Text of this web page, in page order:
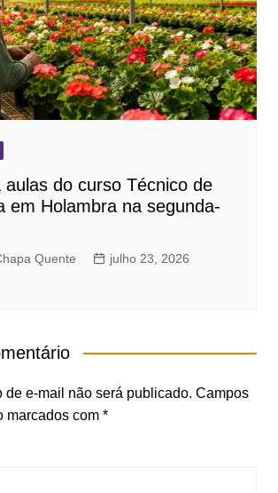
aulas do curso Técnico de
em Holambra na segunda-
Quente
julho 23, 2026
de e-mail não será publicado. Campos
marcados com *